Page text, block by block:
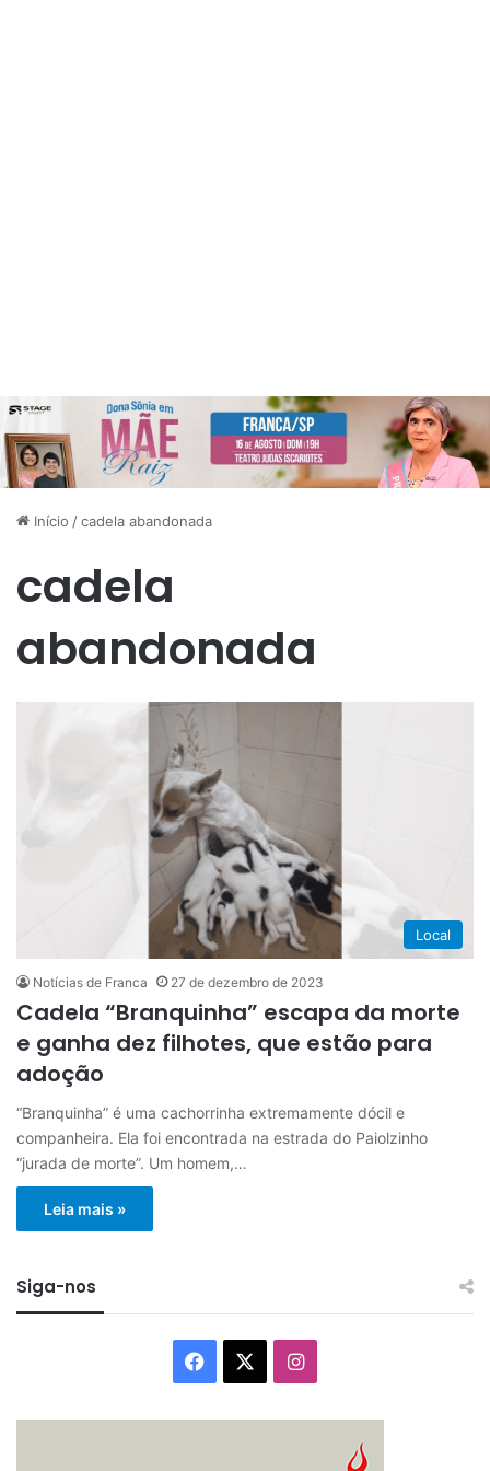
Início /cadela abandonada
cadela
abandonada
Local
Notícias de Franca 27 de dezembro de 2023
Cadela “Branquinha” escapa da morte
e ganha dez filhotes, que estão para
adoção
“Branquinha” é uma cachorrinha extremamente dócil e
companheira. Ela foi encontrada na estrada do Paiolzinho
“jurada de morte”. Um homem,…
Leia mais »
Siga-nos
Facebook Instagram